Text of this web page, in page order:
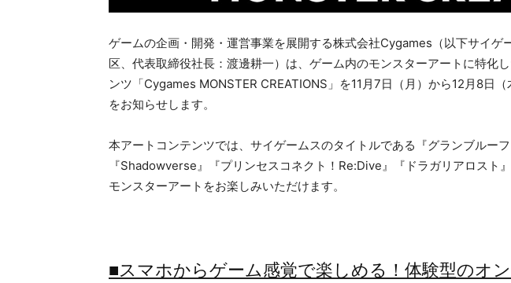
ゲームの企画・開発・運営事業を展開する株式会社Cygames（以下サイゲ
区、代表取締役社長：渡邊耕一）は、ゲーム内のモンスターアートに特化
ンツ「Cygames MONSTER CREATIONS」を11月7日（月）から12月8日
をお知らせします。
本アートコンテンツでは、サイゲームスのタイトルである『グランブルーフ
『Shadowverse』『プリンセスコネクト！Re:Dive』『ドラガリアロスト
モンスターアートをお楽しみいただけます。
■スマホからゲーム感覚で楽しめる！体験型のオ